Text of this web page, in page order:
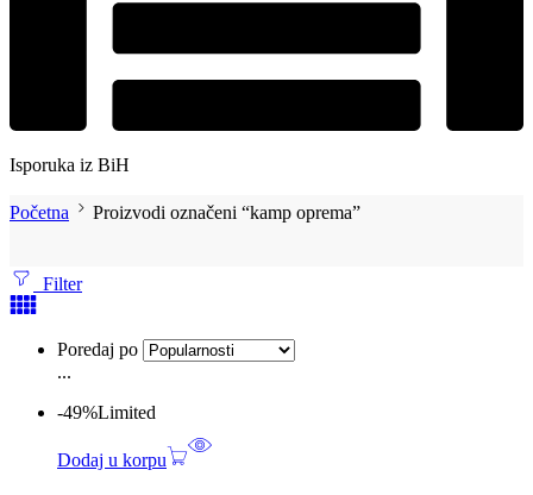
Isporuka iz BiH
Početna Proizvodi označeni “kamp oprema”
Filter
Poredaj po
...
-49%Limited
Dodaj u korpu